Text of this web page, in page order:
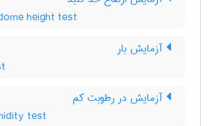
height test
آزمایش بار
آزمایش در رطوبت کم
test